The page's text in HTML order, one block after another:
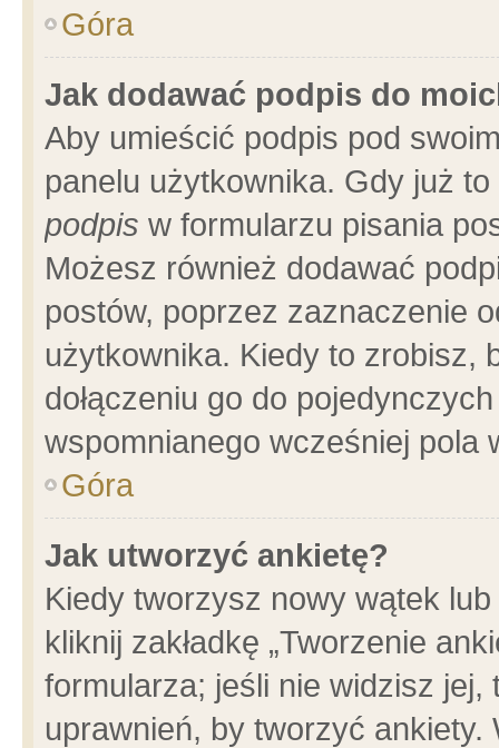
Góra
Jak dodawać podpis do
Aby umieścić podpis pod
panelu użytkownika. Gdy już
podpis w formularzu pisania
Możesz również dodawać
postów, poprzez zaznaczenie
użytkownika. Kiedy to zrobisz,
dołączeniu go do
wspomnianego wcześniej pola
Góra
Jak utworzyć ankietę?
Kiedy tworzysz nowy wątek
kliknij zakładkę „Tworzenie
formularza; jeśli nie widzisz
uprawnień, by tworzyć ankiety.